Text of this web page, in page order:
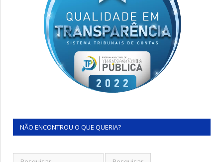
NÃO ENCONTROU O QUE QUERIA?